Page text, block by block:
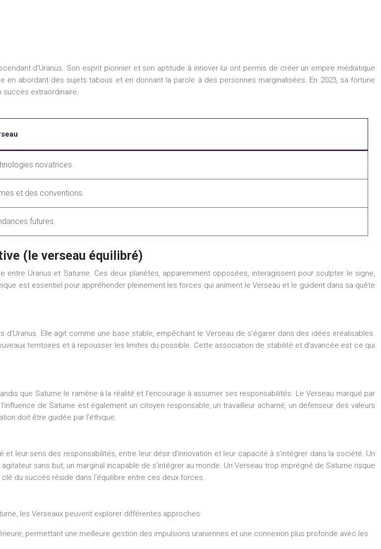
d’Uranus. Son esprit pionnier et son aptitude à innover lui ont permis de créer un empire médiatique
en abordant des sujets tabous et en donnant la parole à des personnes marginalisées. En 2023, sa fortune
succès extraordinaire.
novatrices.
et des conventions.
futures.
(le verseau équilibré)
Uranus et Saturne. Ces deux planètes, apparemment opposées, interagissent pour sculpter le signe,
est essentiel pour appréhender pleinement les forces qui animent le Verseau et le guident dans sa quête
Elle agit comme une base stable, empêchant le Verseau de s’égarer dans des idées irréalisables.
territoires et à repousser les limites du possible. Cette association de stabilité et d’avancée est ce qui
que Saturne le ramène à la réalité et l’encourage à assumer ses responsabilités. Le Verseau marqué par
de Saturne est également un citoyen responsable, un travailleur acharné, un défenseur des valeurs
doit être guidée par l’éthique.
leur sens des responsabilités, entre leur désir d’innovation et leur capacité à s’intégrer dans la société. Un
sans but, un marginal incapable de s’intégrer au monde. Un Verseau trop imprégné de Saturne risque
du succès réside dans l’équilibre entre ces deux forces.
les Verseaux peuvent explorer différentes approches:
permettant une meilleure gestion des impulsions uraniennes et une connexion plus profonde avec les